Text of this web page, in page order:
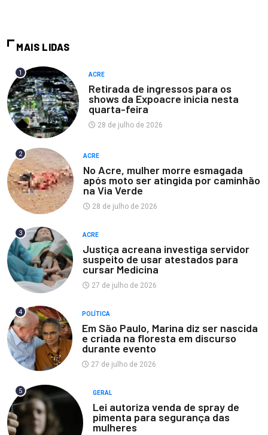
MAIS LIDAS
1 ACRE
Retirada de ingressos para os
shows da Expoacre inicia nesta
quarta-feira
28 de julho de 2026
2 ACRE
No Acre, mulher morre esmagada
após moto ser atingida por caminhão
na Via Verde
28 de julho de 2026
3 ACRE
Justiça acreana investiga servidor
suspeito de usar atestados para
cursar Medicina
27 de julho de 2026
4 POLÍTICA
Em São Paulo, Marina diz ser nascida
e criada na floresta em discurso
durante evento
27 de julho de 2026
5 GERAL
Lei autoriza venda de spray de
pimenta para segurança das
mulheres